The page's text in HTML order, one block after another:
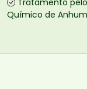
Tratamento
Químico de